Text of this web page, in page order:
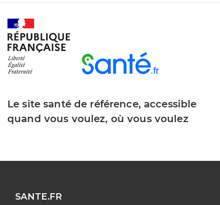
Le site santé de référence, accessible
quand vous voulez, où vous voulez
SANTE.FR